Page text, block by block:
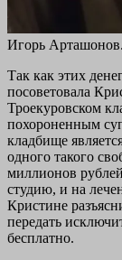
Игорь
Так как этих
посоветовала
Троекуровском
похороненным
кладбище
одного такого
миллионов
студию, и на
Кристине
передать
бесплатно.